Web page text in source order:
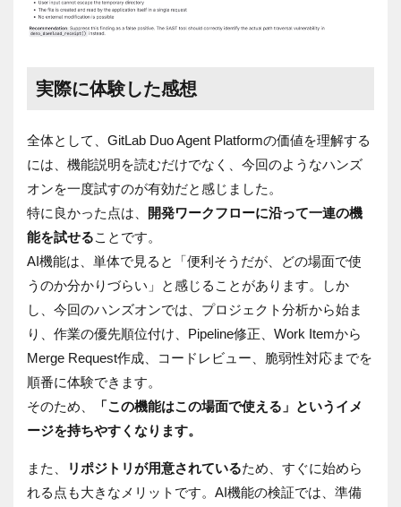
実際に体験した感想
全体として、GitLab Duo Agent Platformの価値を理解する
には、機能説明を読むだけでなく、今回のようなハンズ
オンを一度試すのが有効だと感じました。
特に良かった点は、
開発ワークフローに沿って一連の機
能を試せることです。
AI機能は、単体で見ると「便利そうだが、どの場面で使
うのか分かりづらい」と感じることがあります。しか
し、今回のハンズオンでは、プロジェクト分析から始ま
り、作業の優先順位付け、Pipeline修正、Work Itemから
Merge Request作成、コードレビュー、脆弱性対応までを
順番に体験できます。
そのため、
「この機能はこの場面で使える」というイメ
ージを持ちやすくなります。
また、 リポジトリが用意されているため、すぐに始めら
れる点も大きなメリットです。AI機能の検証では、準備